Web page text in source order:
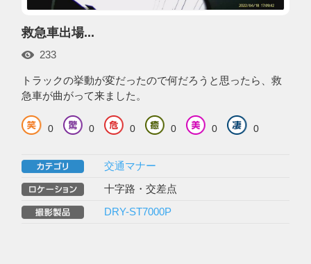
救急車出場...
233
トラックの挙動が変だったので何だろうと思ったら、救
急車が曲がって来ました。
0 0 0 0 0 0
交通マナー
十字路・交差点
DRY-ST7000P